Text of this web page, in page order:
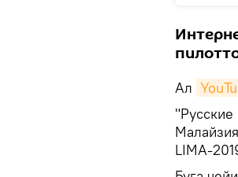
Ал
"Русские
LIMA-